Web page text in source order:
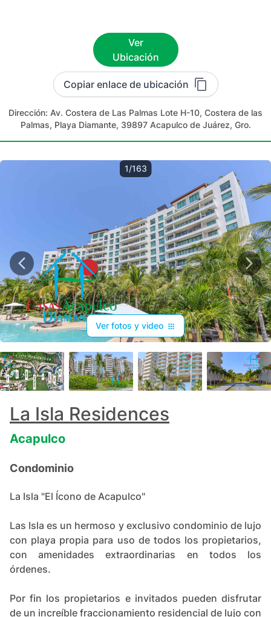
Ver
Ubicación
Copiar enlace de ubicación
Dirección: Av. Costera de Las Palmas Lote H-10, Costera de las
Palmas, Playa Diamante, 39897 Acapulco de Juárez, Gro.
1/163
Ver fotos y video
La Isla Residences
Acapulco
Condominio
La Isla "El Ícono de Acapulco"
Las Isla es un hermoso y exclusivo condominio de lujo
con playa propia para uso de todos los propietarios,
con amenidades extraordinarias en todos los
órdenes.
Por fin los propietarios e invitados pueden disfrutar
de un increíble fraccionamiento residencial de lujo con